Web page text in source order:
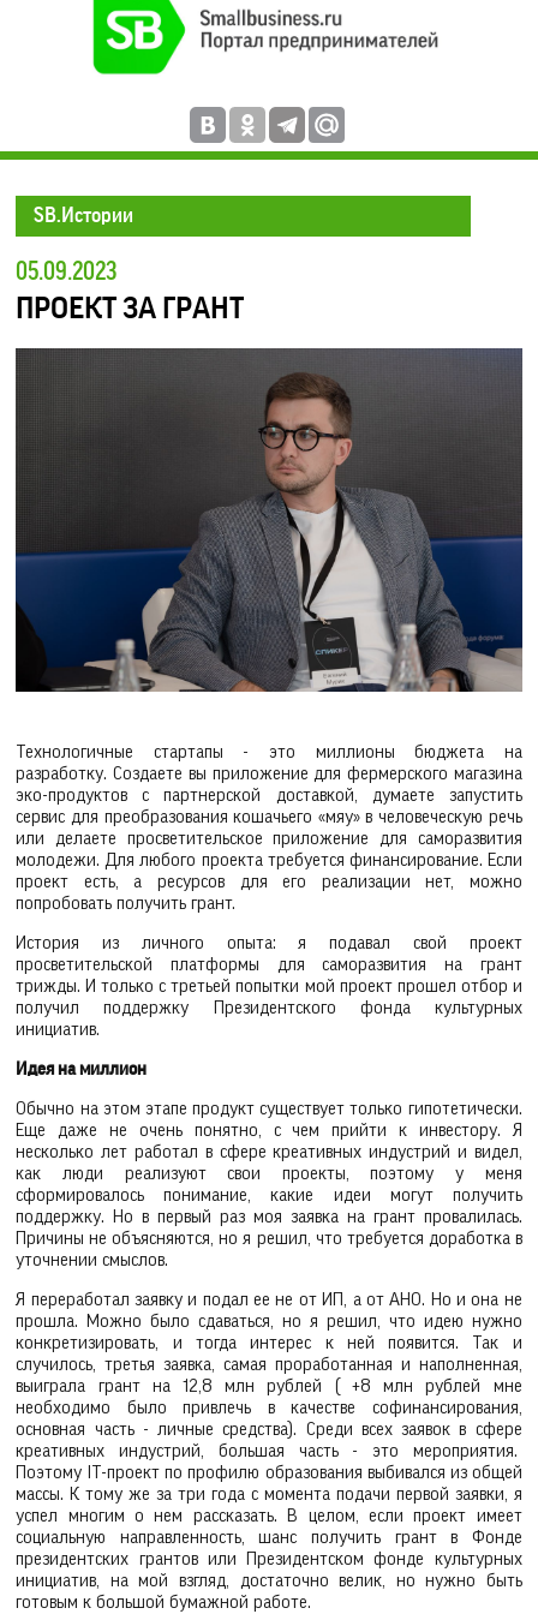
SB.Истории
05.09.2023
ПРОЕКТ ЗА ГРАНТ
Технологичные стартапы - это миллионы бюджета на
разработку. Создаете вы приложение для фермерского магазина
эко-продуктов с партнерской доставкой, думаете запустить
сервис для преобразования кошачьего «мяу» в человеческую речь
или делаете просветительское приложение для саморазвития
молодежи. Для любого проекта требуется финансирование. Если
проект есть, а ресурсов для его реализации нет, можно
попробовать получить грант.
История из личного опыта: я подавал свой проект
просветительской платформы для саморазвития на грант
трижды. И только с третьей попытки мой проект прошел отбор и
получил поддержку Президентского фонда культурных
инициатив.
Идея на миллион
Обычно на этом этапе продукт существует только гипотетически.
Еще даже не очень понятно, с чем прийти к инвестору. Я
несколько лет работал в сфере креативных индустрий и видел,
как люди реализуют свои проекты, поэтому у меня
сформировалось понимание, какие идеи могут получить
поддержку. Но в первый раз моя заявка на грант провалилась.
Причины не объясняются, но я решил, что требуется доработка в
уточнении смыслов.
Я переработал заявку и подал ее не от ИП, а от АНО. Но и она не
прошла. Можно было сдаваться, но я решил, что идею нужно
конкретизировать, и тогда интерес к ней появится. Так и
случилось, третья заявка, самая проработанная и наполненная,
выиграла грант на 12,8 млн рублей ( +8 млн рублей мне
необходимо было привлечь в качестве софинансирования,
основная часть - личные средства). Среди всех заявок в сфере
креативных индустрий, большая часть - это мероприятия.
Поэтому IT-проект по профилю образования выбивался из общей
массы. К тому же за три года с момента подачи первой заявки, я
успел многим о нем рассказать. В целом, если проект имеет
социальную направленность, шанс получить грант в Фонде
президентских грантов или Президентском фонде культурных
инициатив, на мой взгляд, достаточно велик, но нужно быть
готовым к большой бумажной работе.